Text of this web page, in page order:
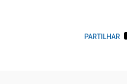
PARTILHAR